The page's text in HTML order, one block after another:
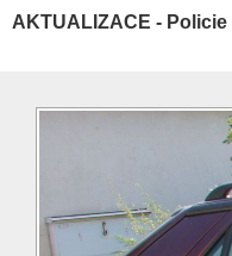
AKTUALIZACE -